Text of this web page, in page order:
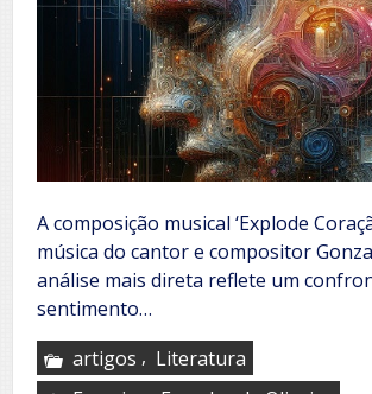
A composição musical ‘Explode
música do cantor e compositor
análise mais direta reflete um
sentimento…
artigos , Literatura